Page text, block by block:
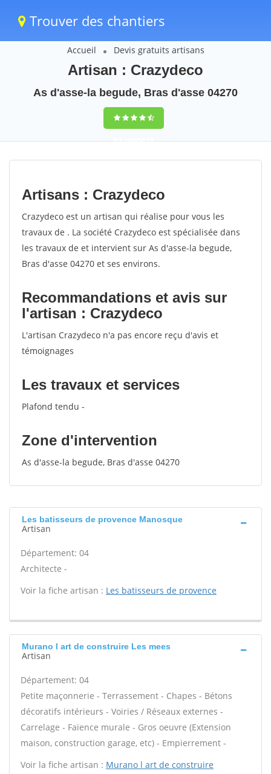
Trouver des chantiers
Accueil Devis gratuits artisans
Artisan : Crazydeco
As d'asse-la begude, Bras d'asse 04270
9,5(100%)79
votes
Artisans : Crazydeco
Crazydeco est un artisan qui réalise pour vous les
travaux de . La société Crazydeco est spécialisée dans
les travaux de et intervient sur As d'asse-la begude,
Bras d'asse 04270 et ses environs.
Recommandations et avis sur
l'artisan : Crazydeco
L'artisan Crazydeco n'a pas encore reçu d'avis et
témoignages
Les travaux et services
Plafond tendu -
Zone d'intervention
As d'asse-la begude, Bras d'asse 04270
Les batisseurs de provence Manosque
Artisan
Département: 04
Architecte -
Voir la fiche artisan : Les batisseurs de provence
Murano l art de construire Les mees
Artisan
Département: 04
Petite maçonnerie - Terrassement - Chapes - Bétons
décoratifs intérieurs - Voiries / Réseaux externes -
Carrelage - Faïence murale - Gros oeuvre (Extension
maison, construction garage, etc) - Empierrement -
Voir la fiche artisan : Murano l art de construire